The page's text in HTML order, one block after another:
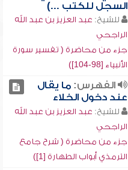
السجل للكتب ...)
للشيخ: عبد العزيز بن عبد الله
الراجحي
جزء من محاضرة ( تفسير سورة
الأنبياء [98-104])
الفهرس:ما يقال
عند دخول الخلاء
للشيخ: عبد العزيز بن عبد الله
الراجحي
جزء من محاضرة ( شرح جامع
الترمذي أبواب الطهارة [1])